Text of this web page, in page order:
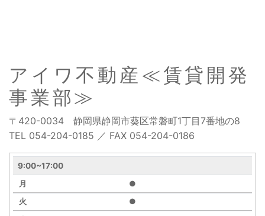
アイワ不動産≪賃貸開発
事業部≫
〒420-0034 静岡県静岡市葵区常磐町1丁目7番地の8
TEL 054-204-0185 ／ FAX 054-204-0186
営
業
時
間
9:00~17:00
●
●